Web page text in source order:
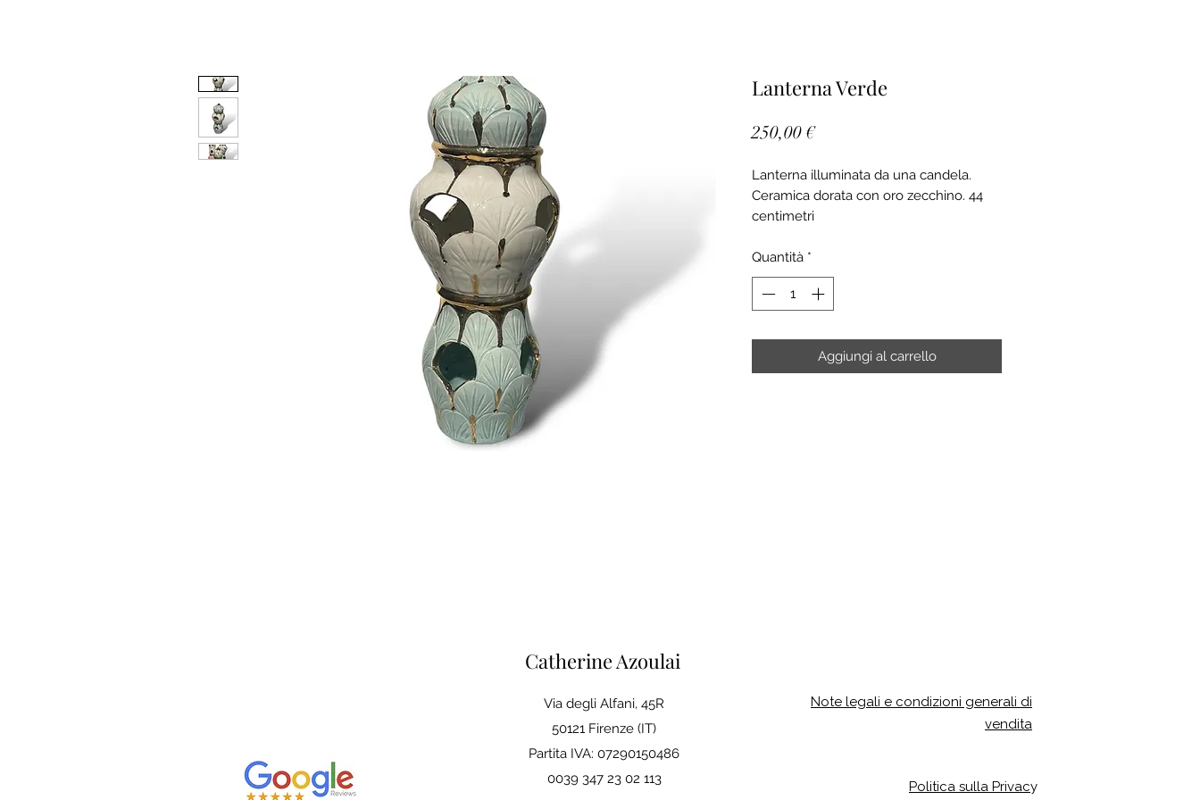
Lanterna Verde
250,00 €Prezzo
Lanterna illuminata da una candela.
Ceramica dorata con oro zecchino. 44
centimetri
Quantità *
Aggiungi al carrello
Catherine Azoulai
Via degli Alfani, 45R
50121 Firenze (IT)
Partita IVA: 07290150486
0039 347 23 02 113
Note legali e condizioni generali di
vendita
Politica sulla Privacy